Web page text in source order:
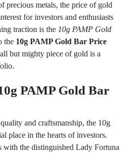
precious metals, the price of gold
for investors and enthusiasts
traction is the 10g PAMP Gold
the 10g PAMP Gold Bar Price
but mighty piece of gold is a
PAMP Gold Bar
and craftsmanship, the 10g
place in the hearts of investors.
the distinguished Lady Fortuna